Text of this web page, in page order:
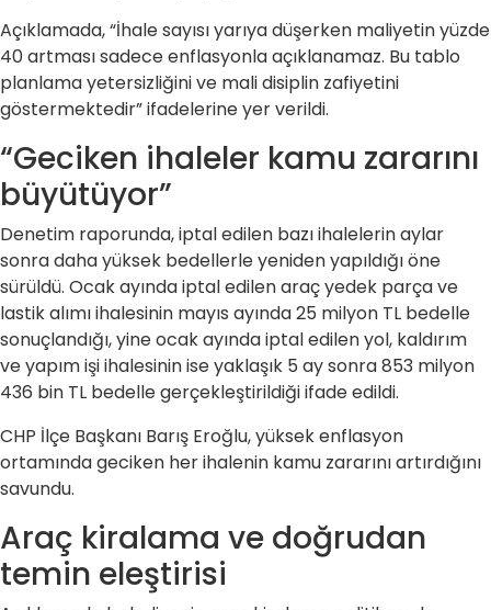
Açıklamada, “İhale sayısı yarıya düşerken maliyetin yüzde
40 artması sadece enflasyonla açıklanamaz. Bu tablo
planlama yetersizliğini ve mali disiplin zafiyetini
göstermektedir” ifadelerine yer verildi.
“Geciken ihaleler kamu zararını
büyütüyor”
Denetim raporunda, iptal edilen bazı ihalelerin aylar
sonra daha yüksek bedellerle yeniden yapıldığı öne
sürüldü. Ocak ayında iptal edilen araç yedek parça ve
lastik alımı ihalesinin mayıs ayında 25 milyon TL bedelle
sonuçlandığı, yine ocak ayında iptal edilen yol, kaldırım
ve yapım işi ihalesinin ise yaklaşık 5 ay sonra 853 milyon
436 bin TL bedelle gerçekleştirildiği ifade edildi.
CHP İlçe Başkanı Barış Eroğlu, yüksek enflasyon
ortamında geciken her ihalenin kamu zararını artırdığını
savundu.
Araç kiralama ve doğrudan
temin eleştirisi